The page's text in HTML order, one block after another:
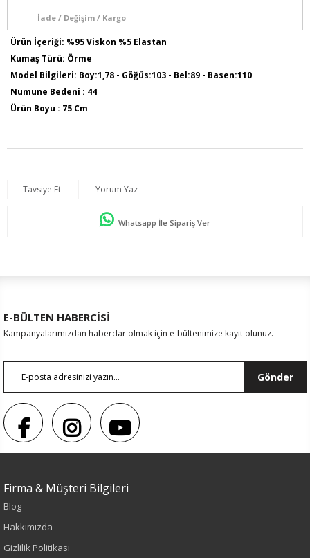
İade / Değişim / Kargo
Ürün İçeriği: %95 Viskon %5 Elastan
Kumaş Türü: Örme
Model Bilgileri: Boy:1,78 - Göğüs:103 - Bel:89 - Basen:110
Numune Bedeni : 44
Ürün Boyu : 75 Cm
Tavsiye Et Yorum Yaz
Whatsapp İle Sipariş Ver
E-BÜLTEN HABERCİSİ
Kampanyalarımızdan haberdar olmak için e-bültenimize kayıt olunuz.
Gönder
Firma & Müşteri Bilgileri
Blog
Hakkımızda
Gizlilik Politikası